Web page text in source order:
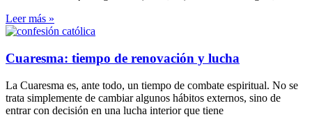
Leer más »
Cuaresma: tiempo de renovación y lucha
La Cuaresma es, ante todo, un tiempo de combate espiritual. No se
trata simplemente de cambiar algunos hábitos externos, sino de
entrar con decisión en una lucha interior que tiene